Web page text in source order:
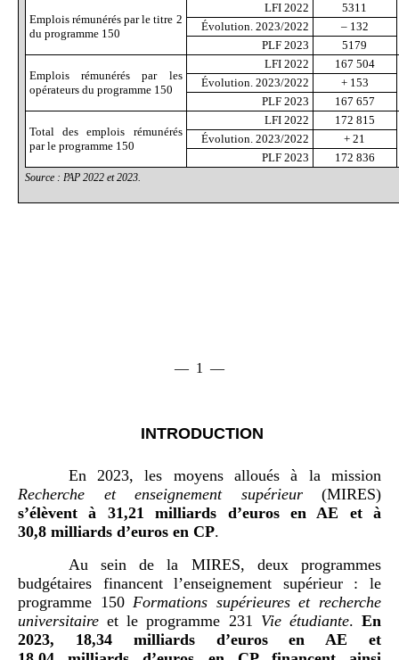
Emplois rémunérés par le titre 2
du programme 150
LFI 2022
5311
Évolution. 2023/2022
– 132
PLF 2023
5179
Emplois rémunérés par les
opérateurs du programme 150
LFI 2022
167 504
Évolution. 2023/2022
+ 153
PLF 2023
167 657
Total des emplois rémunérés
par le programme 150
LFI 2022
172 815
Évolution. 2023/2022
+ 21
PLF 2023
172 836
Source : PAP 2022 et 2023.
— 1 —
INTRODUCTION
En 2023, les moyens alloués à la mission
Recherche et enseignement supérieur(MIRES)
s’élèvent à 31,21
milliards d’euros en AE et à
30,8 milliards d’euros en CP.
Au sein de la MIRES, deux programmes
budgétaires financent l’enseignement supérieur : le
programme 150Formations supérieures et recherche
universitaire et le programme 231 Vie étudiante.En
2023, 18,34
milliards d’euros en AE et